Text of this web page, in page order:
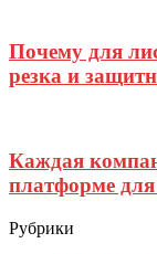
Почему для
резка и
Каждая
платформе
Рубрики